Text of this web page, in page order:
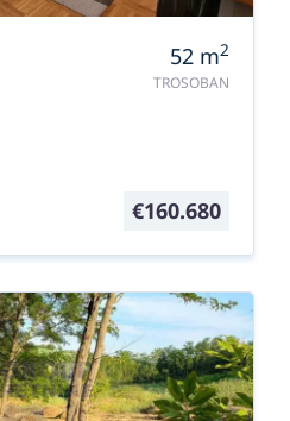
52 m2
TROSOBAN
€160.680